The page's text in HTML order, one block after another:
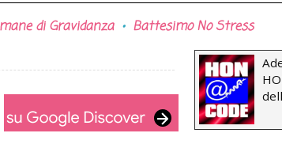
di Gravidanza Battesimo No Stress